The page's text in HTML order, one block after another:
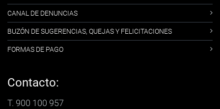
CANAL DE DENUNCIAS
BUZÓN DE SUGERENCIAS, QUEJAS Y FELICITACIONES
FORMAS DE PAGO
Contacto:
T. 900 100 957